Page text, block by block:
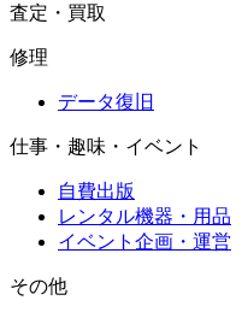
査定・買取
修理
データ復旧
仕事・趣味・イベント
自費出版
レンタル機器・用品
イベント企画・運営
その他